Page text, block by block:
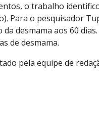
o trabalho
Para o pesquisador
desmama aos 60
de desmama.
pela equipe de